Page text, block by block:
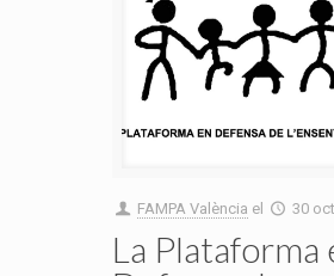
FAMPA València el 30
La Plataforma